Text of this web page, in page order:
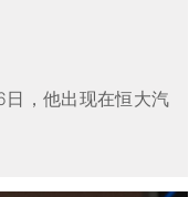
，他出现在恒大汽